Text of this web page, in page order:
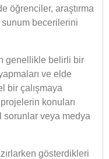
öğrenciler, araştırma
becerilerini
genellikle belirli bir
ve elde
bir çalışmaya
konuları
veya medya
gösterdikleri